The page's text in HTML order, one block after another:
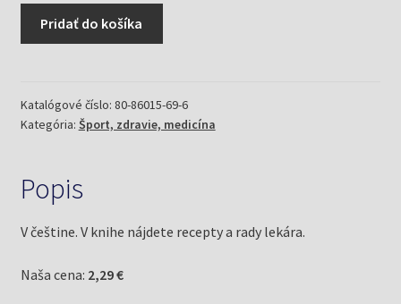
množstvo
(Kalivoda,
Jaroslav)
Pridať do košíka
Katalógové číslo: 80-86015-69-6
Kategória: Šport, zdravie, medicína
Popis
V češtine. V knihe nájdete recepty a rady lekára.
Naša cena: 2,29 €